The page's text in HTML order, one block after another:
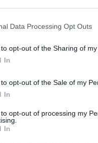
Data Processing Opt Outs
opt-out of the Sharing of my
In
opt-out of the Sale of my
In
opt-out of processing my
In